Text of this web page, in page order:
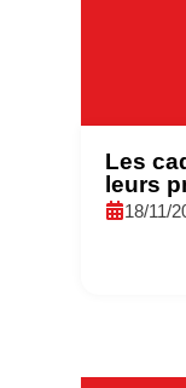
Les
leurs
18/11/